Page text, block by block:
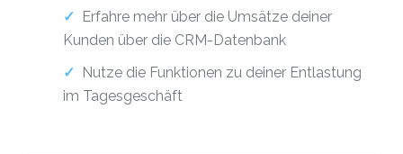
✓ Erfahre mehr über die Umsätze deiner
Kunden über die CRM-Datenbank
✓ Nutze die Funktionen zu deiner Entlastung
im Tagesgeschäft